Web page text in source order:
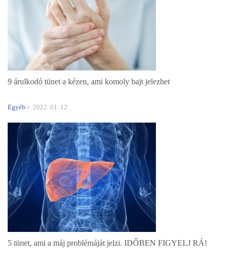
9 árulkodó tünet a kézen, ami komoly bajt jelezhet
Egyéb 2022. 01. 12.
5 tünet, ami a máj problémáját jelzi. IDŐBEN FIGYELJ RÁ!